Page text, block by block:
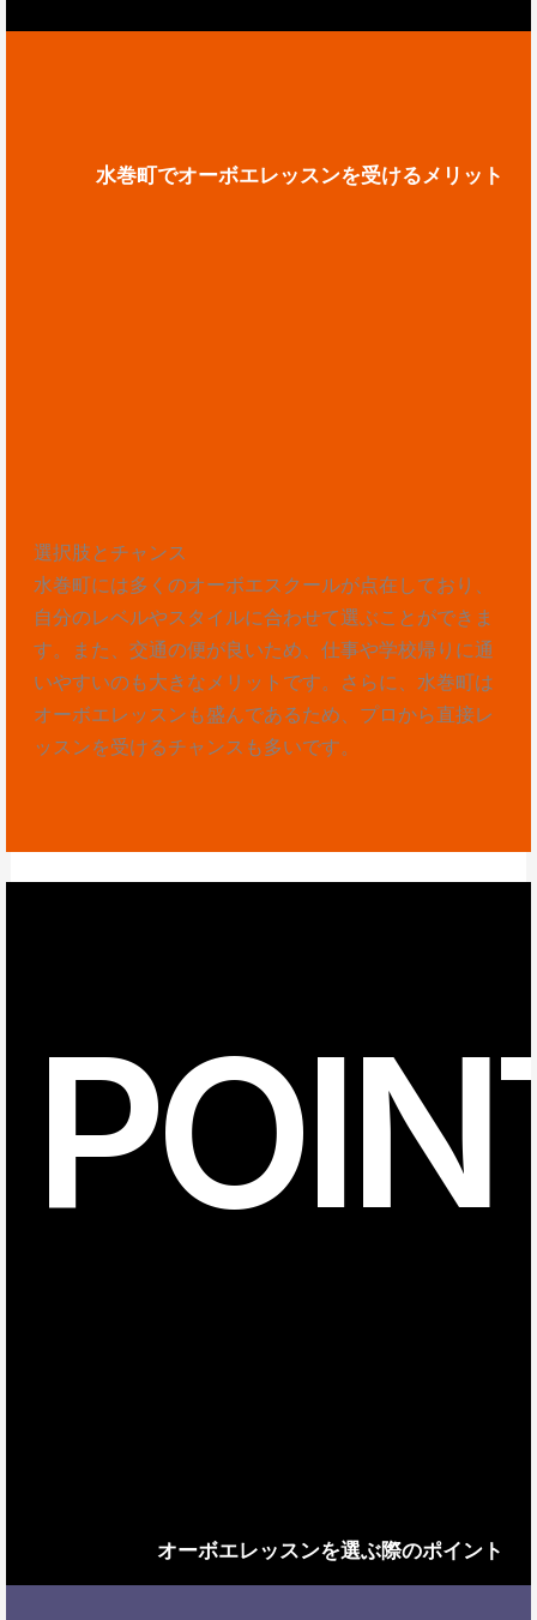
水巻町でオーボエレッスンを受けるメリット
選択肢とチャンス
水巻町には多くのオーボエスクールが点在しており、
自分のレベルやスタイルに合わせて選ぶことができま
す。また、交通の便が良いため、仕事や学校帰りに通
いやすいのも大きなメリットです。さらに、水巻町は
オーボエレッスンも盛んであるため、プロから直接レ
ッスンを受けるチャンスも多いです。
オーボエレッスンを選ぶ際のポイント